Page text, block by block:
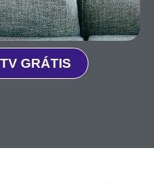
GRÁTIS